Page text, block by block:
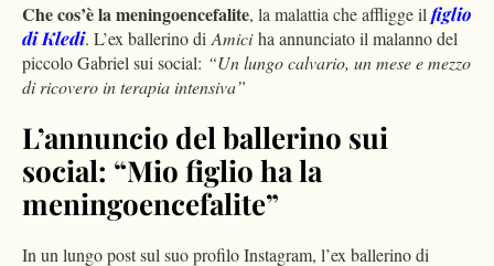
Che cos’è la meningoencefalite, la malattia che affligge ilfiglio
diKledi. L’ex ballerino diAmiciha annunciato il malanno del
piccolo Gabriel sui social: “Un lungo calvario, un mese e mezzo
di ricovero in terapia intensiva”
L’annuncio del ballerino sui
social: “Mio figlio ha la
meningoencefalite”
In un lungo post sul suo profilo Instagram, l’ex ballerino di